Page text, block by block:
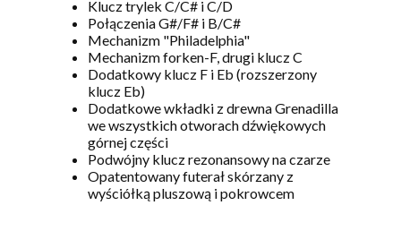
Klucz trylek C/C# i C/D
Połączenia G#/F# i B/C#
Mechanizm "Philadelphia"
Mechanizm forken-F, drugi klucz C
Dodatkowy klucz F i Eb (rozszerzony
klucz Eb)
Dodatkowe wkładki z drewna Grenadilla
we wszystkich otworach dźwiękowych
górnej części
Podwójny klucz rezonansowy na czarze
Opatentowany futerał skórzany z
wyściółką pluszową i pokrowcem